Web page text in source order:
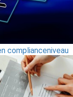
complianceniveau